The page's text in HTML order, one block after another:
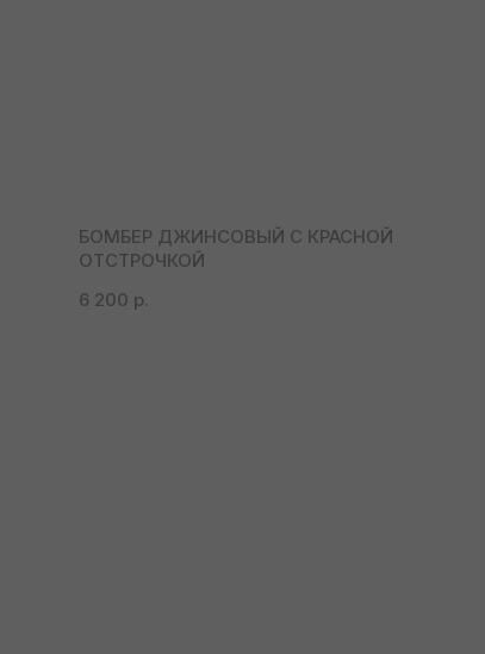
БОМБЕР ДЖИНСОВЫЙ С КРАСНОЙ
ОТСТРОЧКОЙ
6 200 р.